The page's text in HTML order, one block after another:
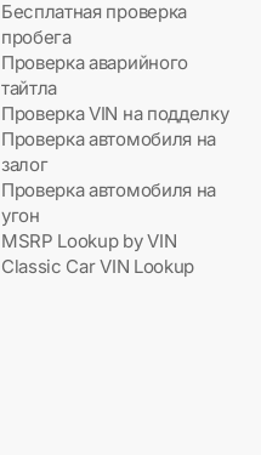
Бесплатная проверка
пробега
Проверка аварийного
тайтла
Проверка VIN на подделку
Проверка автомобиля на
залог
Проверка автомобиля на
угон
MSRP Lookup by VIN
Classic Car VIN Lookup